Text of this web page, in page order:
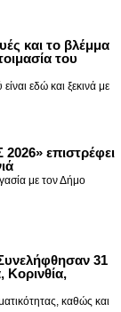
και το βλέμμα
του
εδώ και ξεκινά με
επιστρέφει
με τον Δήμο
31
Κορινθία,
καθώς και